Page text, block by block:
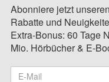
Abonniere jetzt
Rabatte und
Extra-Bonus: 60 Tage
Mio. Hörbücher & E-